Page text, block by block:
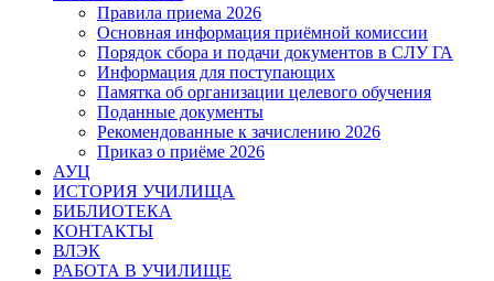
Правила приема 2026
Основная информация приёмной комиссии
Порядок сбора и подачи документов в СЛУ ГА
Информация для поступающих
Памятка об организации целевого обучения
Поданные документы
Рекомендованные к зачислению 2026
Приказ о приёме 2026
АУЦ
ИСТОРИЯ УЧИЛИЩА
БИБЛИОТЕКА
КОНТАКТЫ
ВЛЭК
РАБОТА В УЧИЛИЩЕ